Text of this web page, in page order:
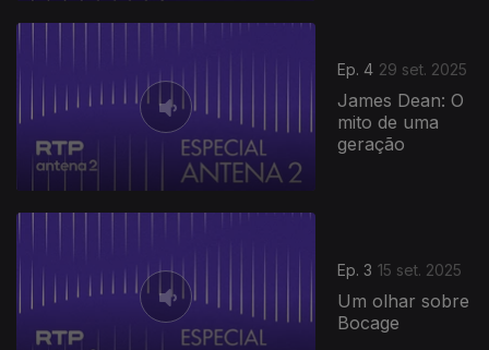
Ep. 4 29 set. 2025
James Dean: O
mito de uma
geração
Ep. 3 15 set. 2025
Um olhar sobre
Bocage